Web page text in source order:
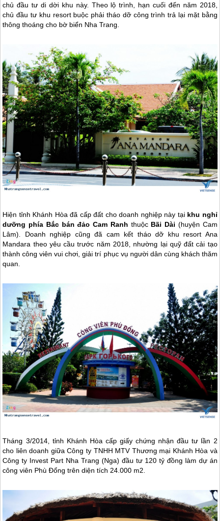
chủ đầu tư di dời khu này. Theo lộ trình, hạn cuối đến năm 2018,
chủ đầu tư khu resort buộc phải tháo dỡ công trình trả lại mặt bằng
thông thoáng cho bờ biển Nha Trang
Hiện tỉnh Khánh Hòa đã cấp đất cho doanh nghiệp này tại khu nghỉ
dưỡng phía Bắc bán đảo Cam Ranh thuộc Bãi Dài (huyện Cam
Lâm). Doanh nghiệp cũng đã cam kết tháo dỡ khu resort Ana
Mandara theo yêu cầu trước năm 2018, nhường lại quỹ đất cải tạo
thành công viên vui chơi, giải trí phục vụ người dân cùng khách thăm
quan.
Tháng 3/2014, tỉnh Khánh Hòa cấp giấy chứng nhận đầu tư lần 2
cho liên doanh giữa Công ty TNHH MTV Thương mại Khánh Hòa và
Công ty Invest Part Nha Trang (Nga) đầu tư 120 tỷ đồng làm dự án
công viên Phù Đổng trên diện tích 24.000 m2.